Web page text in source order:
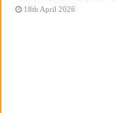
18th April 2026